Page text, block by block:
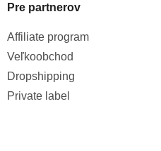
Pre partnerov
Affiliate program
Veľkoobchod
Dropshipping
Private label